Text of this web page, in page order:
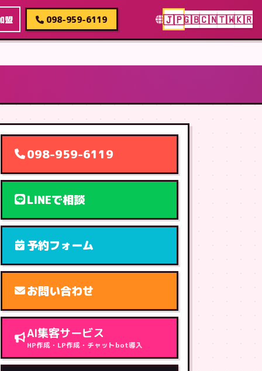
盟 098-959-6119 🇯🇵🇬🇧🇨🇳🇹🇼🇰🇷
098-959-6119
LINEで相談
予約フォーム
お問い合わせ
AI集客サービス
HP作成・LP作成・チャットbot導入